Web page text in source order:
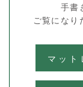
手書
ご覧になり
マット